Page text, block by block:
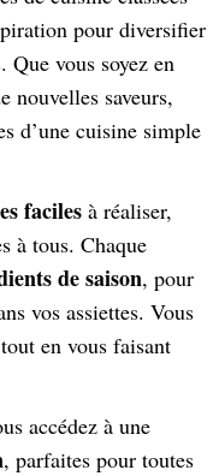
pour diversifier
Que vous soyez en
nouvelles saveurs,
d’une cuisine simple
faciles à réaliser,
à tous. Chaque
de saison, pour
vos assiettes. Vous
en vous faisant
accédez à une
, parfaites pour toutes